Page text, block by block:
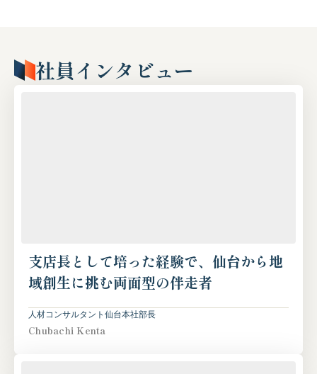
社員インタビュー
支店長として培った経験で、仙台から地
域創生に挑む両面型の伴走者
人材コンサルタント仙台本社部長
Chubachi Kenta